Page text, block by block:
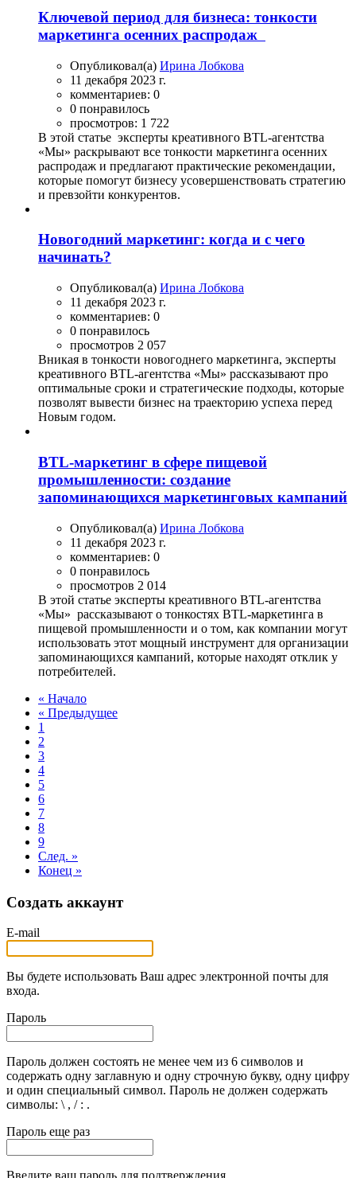
Ключевой период для бизнеса: тонкости
маркетинга осенних распродаж
Опубликовал(а) Ирина Лобкова
11 декабря 2023 г.
комментариев: 0
0 понравилось
просмотров: 1 722
В этой статье эксперты креативного BTL-агентства
«Мы» раскрывают все тонкости маркетинга осенних
распродаж и предлагают практические рекомендации,
которые помогут бизнесу усовершенствовать стратегию
и превзойти конкурентов.
Новогодний маркетинг: когда и с чего
начинать?
Опубликовал(а) Ирина Лобкова
11 декабря 2023 г.
комментариев: 0
0 понравилось
просмотров 2 057
Вникая в тонкости новогоднего маркетинга, эксперты
креативного BTL-агентства «Мы» рассказывают про
оптимальные сроки и стратегические подходы, которые
позволят вывести бизнес на траекторию успеха перед
Новым годом.
BTL-маркетинг в сфере пищевой
промышленности: создание
запоминающихся маркетинговых кампаний
Опубликовал(а) Ирина Лобкова
11 декабря 2023 г.
комментариев: 0
0 понравилось
просмотров 2 014
В этой статье эксперты креативного BTL-агентства
«Мы» рассказывают о тонкостях BTL-маркетинга в
пищевой промышленности и о том, как компании могут
использовать этот мощный инструмент для организации
запоминающихся кампаний, которые находят отклик у
потребителей.
« Начало
« Предыдущее
1
2
3
4
5
6
7
8
9
След. »
Конец »
Создать аккаунт
E-mail
Вы будете использовать Ваш адрес электронной почты для
входа.
Пароль
Пароль должен состоять не менее чем из 6 символов и
содержать одну заглавную и одну строчную букву, одну цифру
и один специальный символ. Пароль не должен содержать
символы: \ , / : .
Пароль еще раз